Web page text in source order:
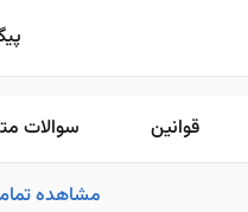
قوانین سوالات
مشاهده تمامی